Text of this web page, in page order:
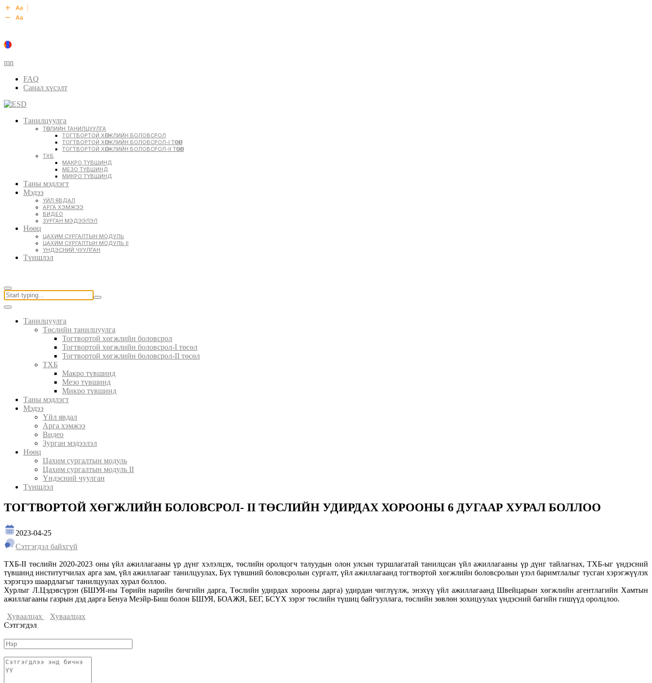
mn
FAQ
Санал хүсэлт
Танилцуулга
ТӨСЛИЙН ТАНИЛЦУУЛГА
ТОГТВОРТОЙ ХӨГЖЛИЙН БОЛОВСРОЛ
ТОГТВОРТОЙ ХӨГЖЛИЙН БОЛОВСРОЛ-I ТӨСӨЛ
ТОГТВОРТОЙ ХӨГЖЛИЙН БОЛОВСРОЛ-II ТӨСӨЛ
ТХБ
МАКРО ТҮВШИНД
МЕЗО ТҮВШИНД
МИКРО ТҮВШИНД
Таны мэдлэгт
Мэдээ
ҮЙЛ ЯВДАЛ
АРГА ХЭМЖЭЭ
ВИДЕО
ЗУРГАН МЭДЭЭЛЭЛ
Нөөц
ЦАХИМ СУРГАЛТЫН МОДУЛЬ
ЦАХИМ СУРГАЛТЫН МОДУЛЬ II
ҮНДЭСНИЙ ЧУУЛГАН
Түншлэл
Танилцуулга
Төслийн танилцуулга
Тогтвортой хөгжлийн боловсрол
Тогтвортой хөгжлийн боловсрол-I төсөл
Тогтвортой хөгжлийн боловсрол-II төсөл
ТХБ
Макро түвшинд
Мезо түвшинд
Микро түвшинд
Таны мэдлэгт
Мэдээ
Үйл явдал
Арга хэмжээ
Видео
Зурган мэдээлэл
Нөөц
Цахим сургалтын модуль
Цахим сургалтын модуль II
Үндэсний чуулган
Түншлэл
ТОГТВОРТОЙ ХӨГЖЛИЙН БОЛОВСРОЛ- II ТӨСЛИЙН УДИРДАХ ХОРООНЫ 6 ДУГААР ХУРАЛ БОЛЛОО
2023-04-25
Сэтгэгдэл байхгүй
ТХБ-II төслийн 2020-2023 оны үйл ажиллагааны үр дүнг хэлэлцэх, төслийн оролцогч талуудын олон улсын туршлагатай танилцсан үйл ажиллагааны үр дүнг тайлагнах, ТХБ-ыг үндэсний
түвшинд институтчилах арга зам, үйл ажиллагааг танилцуулах, Бүх түвшний боловсролын сургалт, үйл ажиллагаанд тогтвортой хөгжлийн боловсролын үзэл баримтлалыг тусган хэрэгжүүлэх
хэрэгцээ шаардлагыг танилцуулах хурал боллоо.
Хурлыг Л.Цэдэвсүрэн (БШУЯ-ны Төрийн нарийн бичгийн дарга, Төслийн удирдах хорооны дарга) удирдан чиглүүлж, энэхүү үйл ажиллагаанд Швейцарын хөгжлийн агентлагийн Хамтын
ажиллагааны газрын дэд дарга Бенуа Меэйр-Биш болон БШУЯ, БОАЖЯ, БЕГ, БСҮХ зэрэг төслийн түшиц байгууллага, төслийн зөвлөн зохицуулах үндэсний багийн гишүүд оролцлоо.
Хуваалцах
Хуваалцах
Сэтгэгдэл